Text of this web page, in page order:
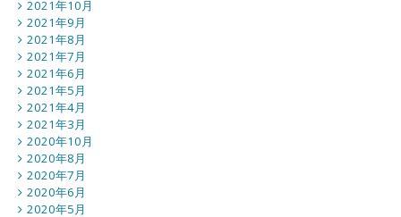
2021年10月
2021年9月
2021年8月
2021年7月
2021年6月
2021年5月
2021年4月
2021年3月
2020年10月
2020年8月
2020年7月
2020年6月
2020年5月